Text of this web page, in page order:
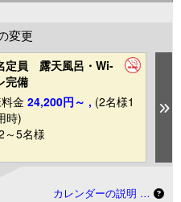
変更
定員 露天風呂・Wi-
完備
金 24,200円～ , (2名様1
時)
～5名様
カレンダーの説明 …